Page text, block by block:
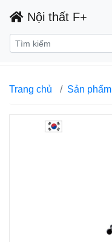
Nội thất F+
Trang chủ Sản phẩm